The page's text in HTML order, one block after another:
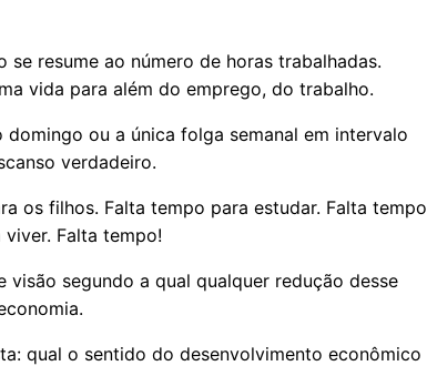
resume ao número de horas trabalhadas.
vida para além do emprego, do trabalho.
ou a única folga semanal em intervalo
verdadeiro.
os filhos. Falta tempo para estudar. Falta tempo
Falta tempo!
segundo a qual qualquer redução desse
qual o sentido do desenvolvimento econômico